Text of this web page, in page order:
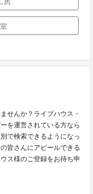
せんか？ライブハウス・
を運営されている方なら
で検索できるようになっ
皆さんにアピールできる
ス様のご登録をお待ち申